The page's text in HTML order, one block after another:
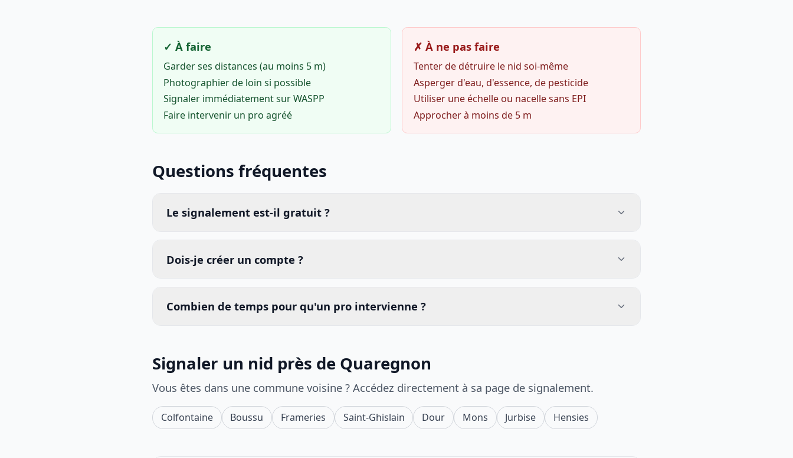
✓ À faire
Garder ses distances (au moins 5 m)
Photographier de loin si possible
Signaler immédiatement sur WASPP
Faire intervenir un pro agréé
✗ À ne pas faire
Tenter de détruire le nid soi-même
Asperger d'eau, d'essence, de pesticide
Utiliser une échelle ou nacelle sans EPI
Approcher à moins de 5 m
Questions fréquentes
Le signalement est-il gratuit ?
Dois-je créer un compte ?
Combien de temps pour qu'un pro intervienne ?
Signaler un nid près de Quaregnon
Vous êtes dans une commune voisine ? Accédez directement à sa page de signalement.
Colfontaine Boussu Frameries Saint-Ghislain Dour Mons Jurbise Hensies